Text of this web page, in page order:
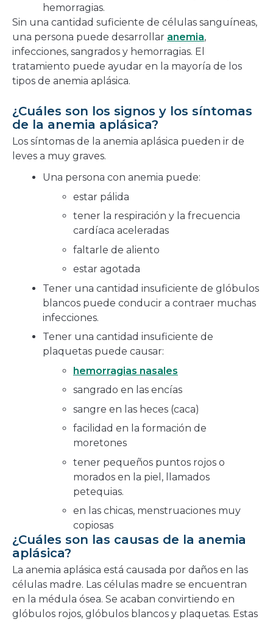
hemorragias.
Sin una cantidad suficiente de células sanguíneas,
una persona puede desarrollar anemia,
infecciones, sangrados y hemorragias. El
tratamiento puede ayudar en la mayoría de los
tipos de anemia aplásica.
¿Cuáles son los signos y los síntomas
de la anemia aplásica?
Los síntomas de la anemia aplásica pueden ir de
leves a muy graves.
Una persona con anemia puede:
estar pálida
tener la respiración y la frecuencia
cardíaca aceleradas
faltarle de aliento
estar agotada
Tener una cantidad insuficiente de glóbulos
blancos puede conducir a contraer muchas
infecciones.
Tener una cantidad insuficiente de
plaquetas puede causar:
hemorragias nasales
sangrado en las encías
sangre en las heces (caca)
facilidad en la formación de
moretones
tener pequeños puntos rojos o
morados en la piel, llamados
petequias.
en las chicas, menstruaciones muy
copiosas
¿Cuáles son las causas de la anemia
aplásica?
La anemia aplásica está causada por daños en las
células madre. Las células madre se encuentran
en la médula ósea. Se acaban convirtiendo en
glóbulos rojos, glóbulos blancos y plaquetas. Estas